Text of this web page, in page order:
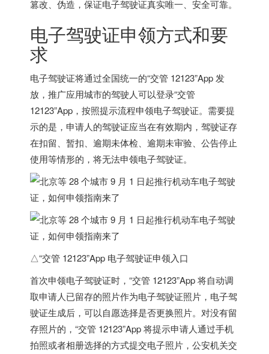
篡改、伪造，保证电子驾驶证真实唯一、安全可靠。
电子驾驶证申领方式和要
求
电子驾驶证将通过全国统一的“交管 12123”App 发
放，推广应用城市的驾驶人可以登录“交管
12123”App，按照提示流程申领电子驾驶证。需要提
示的是，申请人的驾驶证应当在有效期内，驾驶证存
在扣留、暂扣、逾期未体检、逾期未审验、公告停止
使用等情形的，将无法申领电子驾驶证。
△“交管 12123”App 电子驾驶证申领入口
首次申领电子驾驶证时，“交管 12123”App 将自动调
取申请人已留存的照片作为电子驾驶证照片，电子驾
驶证生成后，可以自愿选择是否更换照片。对没有留
存照片的，“交管 12123”App 将提示申请人通过手机
拍照或者相册选择的方式提交电子照片，公安机关交